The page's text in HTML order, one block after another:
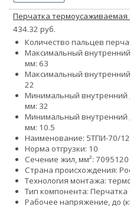
Перчатка термоусаживаемая
434.32 руб.
Количество пальцев
Максимальный
мм: 63
Максимальный
22
Минимальный внутренний
мм: 32
Минимальный внутренний
мм: 10.5
Наименование: 5ТПИ-70/
Норма отгрузки: 10
Сечение жил, мм²: 7095120
Страна происхождения:
Технология монтажа:
Тип компонента:
Рабочее напряжение, до